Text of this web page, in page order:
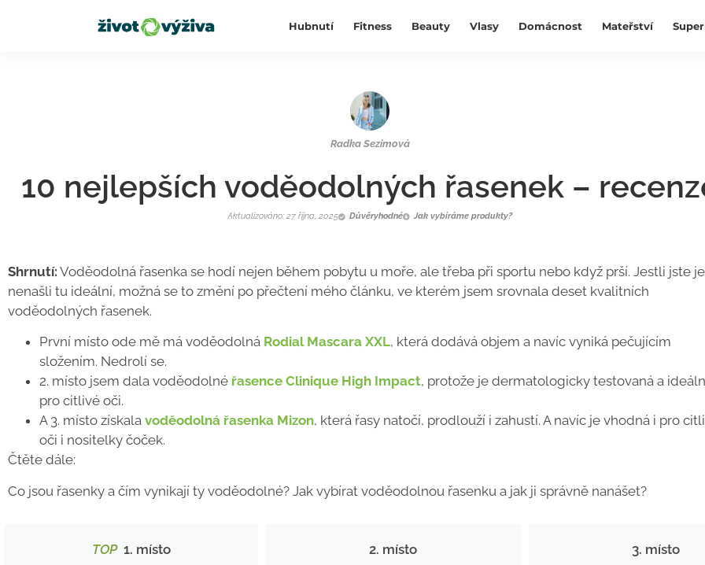
Hubnutí Fitness Beauty Vlasy Domácnost Mateřství
Radka Sezimová
10 nejlepších voděodolných řasenek –
Aktualizováno: 27 října, 2025 Důvěryhodné Jak vybíráme produkty?
Shrnutí: Voděodolná řasenka se hodí nejen během pobytu u moře, ale třeba při sportu nebo když prší. Jestli jste
nenašli tu ideální, možná se to změní po přečtení mého článku, ve kterém jsem srovnala deset kvalitních
voděodolných řasenek.
První místo ode mě má voděodolná Rodial Mascara XXL, která dodává objem a navíc vyniká pečujícím
složením. Nedrolí se.
2. místo jsem dala voděodolné řasence Clinique High Impact, protože je dermatologicky testovaná a
pro citlivé oči.
A 3. místo získala voděodolná řasenka Mizon, která řasy natočí, prodlouží i zahustí. A navíc je vhodná i pro
oči i nositelky čoček.
Čtěte dále:
Co jsou řasenky a čím vynikají ty voděodolné? Jak vybírat voděodolnou řasenku a jak ji správně nanášet?
TOP1. místo 2. místo 3. místo